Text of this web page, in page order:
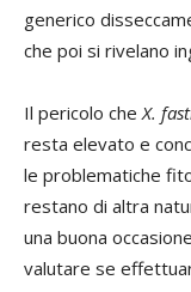
generico
che poi si rivelano
Il pericolo cheX.
resta elevato e
le problematiche
restano di altra
una buona
valutare se